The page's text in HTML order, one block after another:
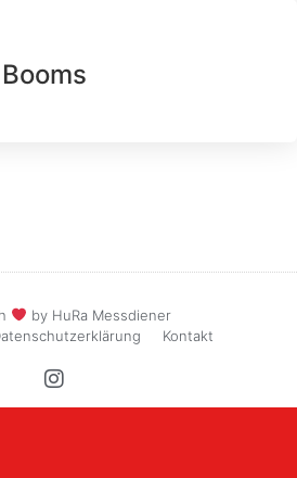
by HuRa Messdiener
Kontakt